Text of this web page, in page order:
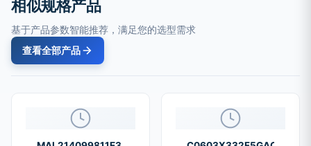
相似规格产品
基于产品参数智能推荐，满足您的选型需求
查看全部产品